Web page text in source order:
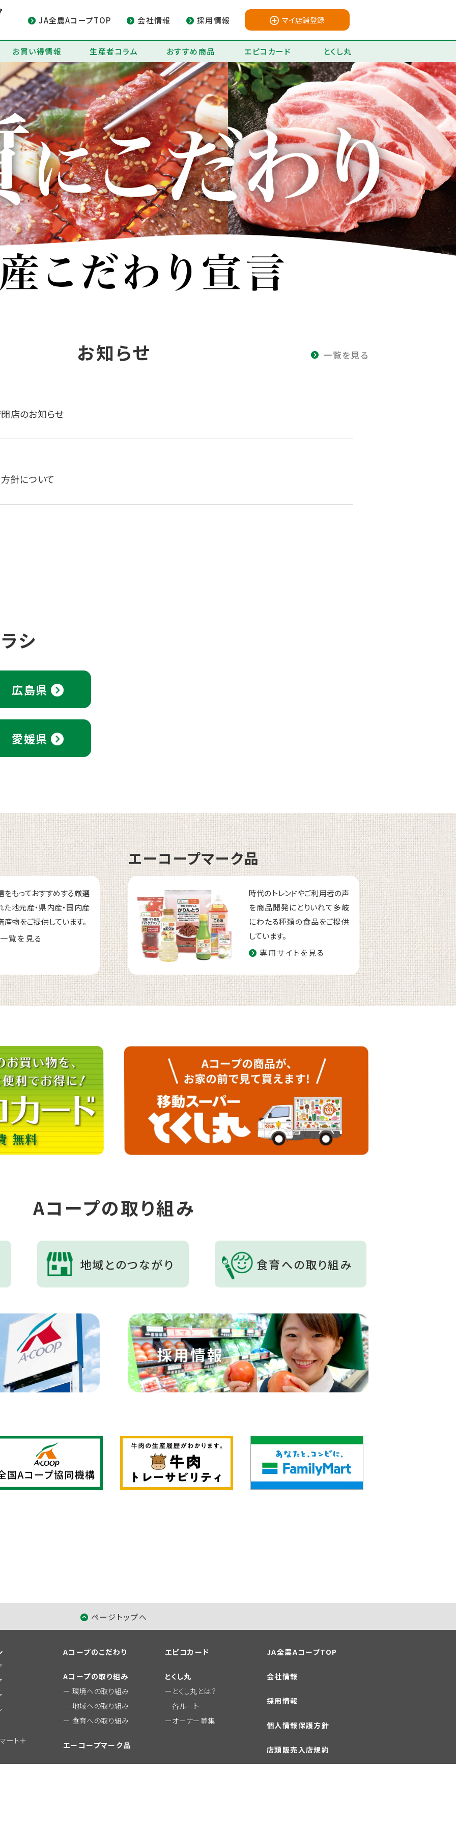
JA全農AコープTOP 会社情報 採用情報 マイ店舗登録
お買い得情報 生産者コラム おすすめ商品 エピコカード とくし丸
お知らせ
店のお知らせ
針について
一覧を見る
シ
広島県
愛媛県
をもっておすすめする厳選
た地元産・県内産・国内産
産物をご提供しています。
一覧を見る
エーコープマーク品
時代のトレンドやご利用者の声
を商品開発にとりいれて多岐
にわたる種類の食品をご提供
しています。
専用サイトを見る
Aコープの取り組み
地域とのつながり 食育への取り組み
ページトップへ
ート＋
Aコープのこだわり
Aコープの取り組み
環境への取り組み
地域への取り組み
食育への取り組み
エーコープマーク品
エピコカード
とくし丸
とくし丸とは？
各ルート
オーナー募集
JA全農AコープTOP
会社情報
採用情報
個人情報保護方針
店頭販売入店規約